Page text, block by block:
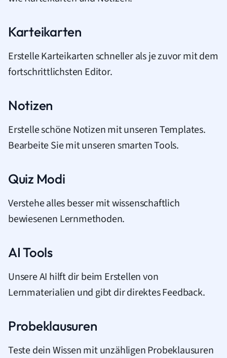
Karteikarten
Erstelle Karteikarten schneller als je zuvor mit dem
fortschrittlichsten Editor.
Notizen
Erstelle schöne Notizen mit unseren Templates.
Bearbeite Sie mit unseren smarten Tools.
Quiz Modi
Verstehe alles besser mit wissenschaftlich
bewiesenen Lernmethoden.
AI Tools
Unsere AI hilft dir beim Erstellen von
Lernmaterialien und gibt dir direktes Feedback.
Probeklausuren
Teste dein Wissen mit unzähligen Probeklausuren